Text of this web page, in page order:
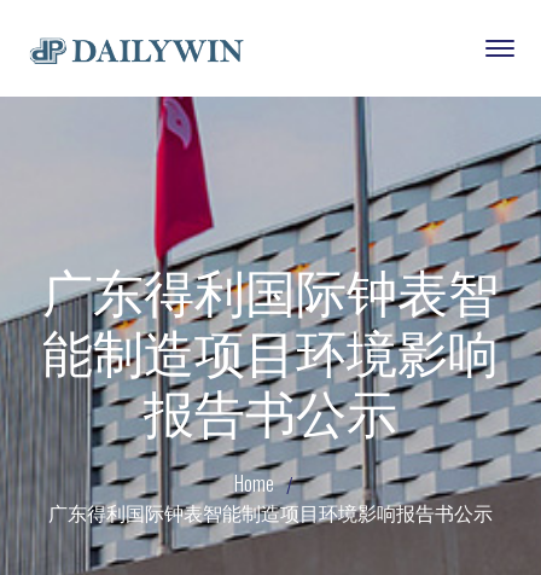
广东得利国际钟表智
能制造项目环境影响
报告书公示
Home
广东得利国际钟表智能制造项目环境影响报告书公示